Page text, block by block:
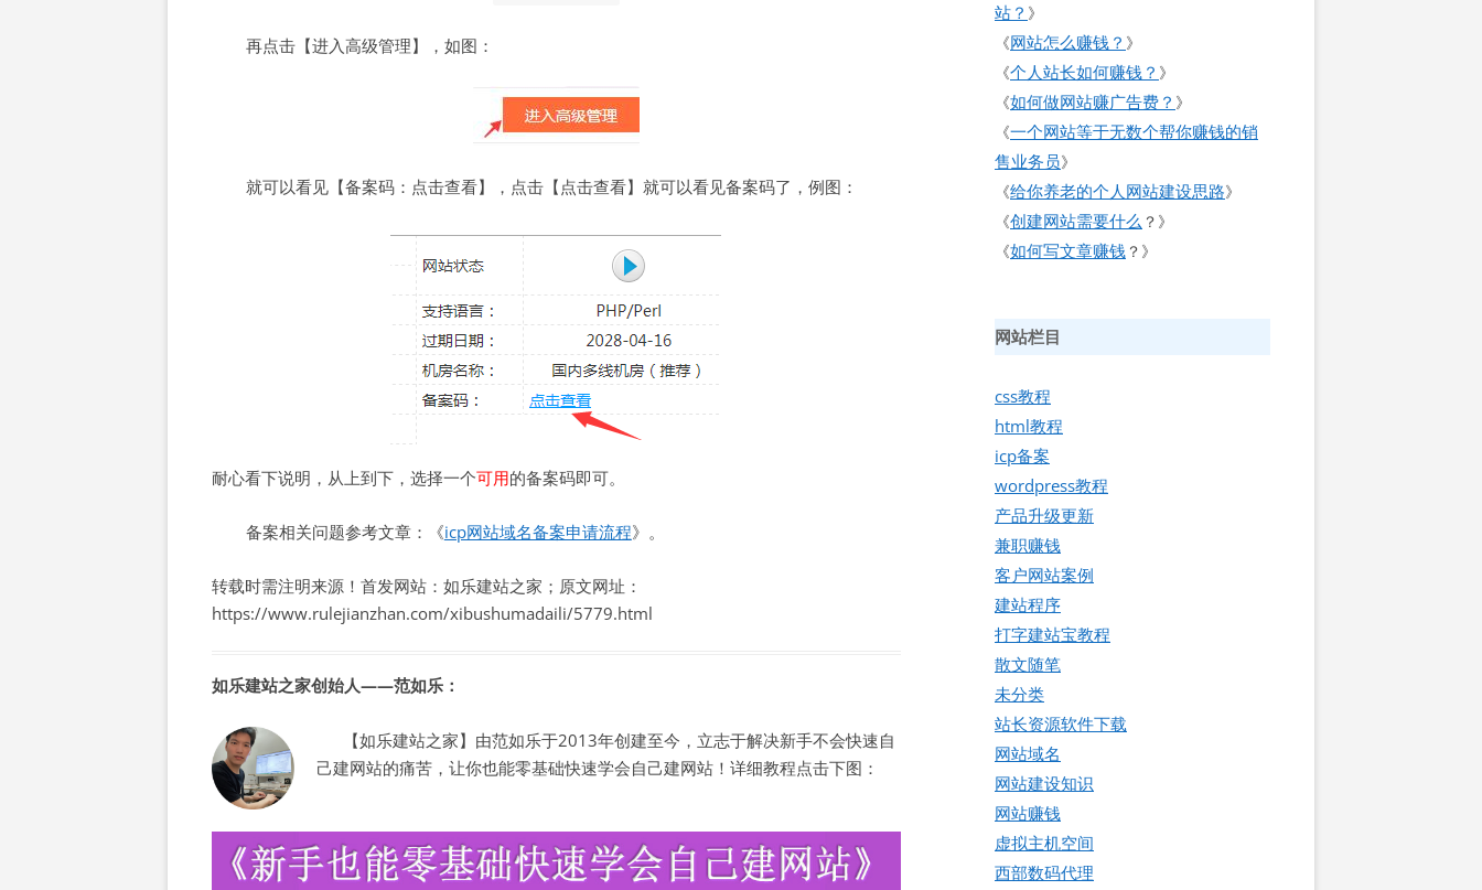
再点击【进入高级管理】，如图：
就可以看见【备案码：点击查看】，点击【点击查看】就可以看见备案码了，例图：
耐心看下说明，从上到下，选择一个可用的备案码即可。
备案相关问题参考文章：《icp网站域名备案申请流程》。
转载时需注明来源！首发网站：如乐建站之家；原文网址：
https://www.rulejianzhan.com/xibushumadaili/5779.html
如乐建站之家创始人——范如乐：
【如乐建站之家】由范如乐于2013年创建至今，立志于解决新手不会快速自
己建网站的痛苦，让你也能零基础快速学会自己建网站！详细教程点击下图：
站？ 》
《网站怎么赚钱？ 》
《个人站长如何赚钱？ 》
《如何做网站赚广告费？ 》
《一个网站等于无数个帮你赚钱的销
售业务员》
《给你养老的个人网站建设思路》
《创建网站需要什么 ？》
《如何写文章赚钱 ？》
网站栏目
css教程
html教程
icp备案
wordpress教程
产品升级更新
兼职赚钱
客户网站案例
建站程序
打字建站宝教程
散文随笔
未分类
站长资源软件下载
网站域名
网站建设知识
网站赚钱
虚拟主机空间
西部数码代理